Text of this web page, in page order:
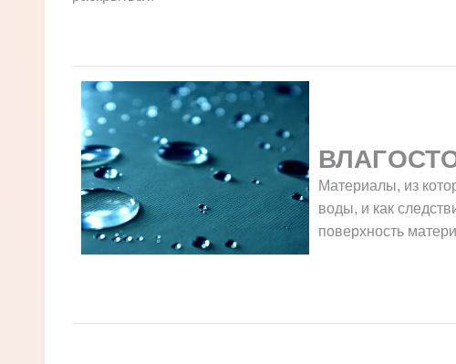
Материалы, из
воды, и как
поверхность